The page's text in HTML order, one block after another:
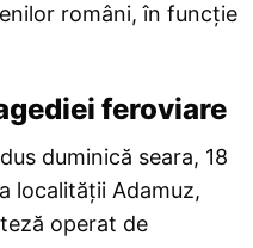
români, în funcție
feroviare
duminică seara, 18
localității Adamuz,
operat de